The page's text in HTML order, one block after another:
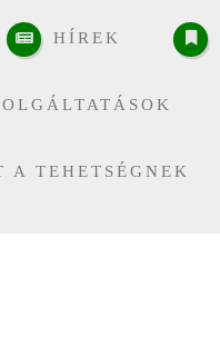
HÍREK
A TEHETSÉGNEK